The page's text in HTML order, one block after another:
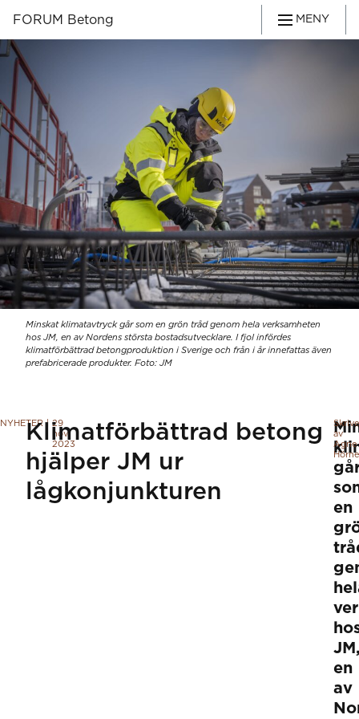
FORUM Betong MENY
Minskat klimatavtryck går som en grön tråd genom hela verksamheten
hos JM, en av Nordens största bostadsutvecklare. I fjol infördes
klimatförbättrad betongproduktion i Sverige och från i år innefattas även
prefabricerade produkter. Foto: JM
NYHETER | 29
nov.
2023
Klimatförbättrad betong
hjälper JM ur
lågkonjunkturen
en
en
av
av
Agne